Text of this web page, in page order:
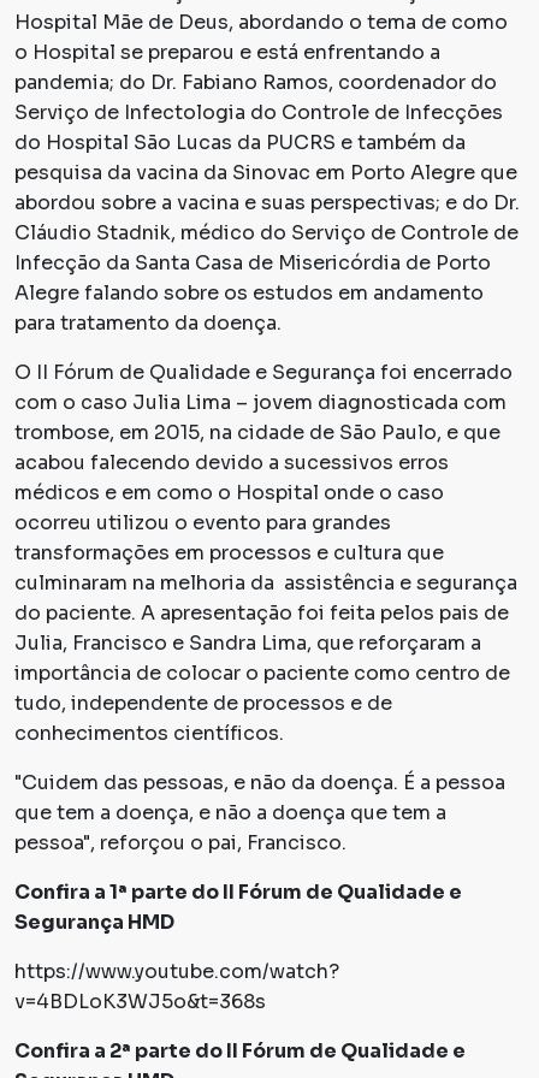
Hospital Mãe de Deus, abordando o tema de como
o Hospital se preparou e está enfrentando a
pandemia; do Dr. Fabiano Ramos, coordenador do
Serviço de Infectologia do Controle de Infecções
do Hospital São Lucas da PUCRS e também da
pesquisa da vacina da Sinovac em Porto Alegre que
abordou sobre a vacina e suas perspectivas; e do Dr.
Cláudio Stadnik, médico do Serviço de Controle de
Infecção da Santa Casa de Misericórdia de Porto
Alegre falando sobre os estudos em andamento
para tratamento da doença.
O II Fórum de Qualidade e Segurança foi encerrado
com o caso Julia Lima – jovem diagnosticada com
trombose, em 2015, na cidade de São Paulo, e que
acabou falecendo devido a sucessivos erros
médicos e em como o Hospital onde o caso
ocorreu utilizou o evento para grandes
transformações em processos e cultura que
culminaram na melhoria da assistência e segurança
do paciente. A apresentação foi feita pelos pais de
Julia, Francisco e Sandra Lima, que reforçaram a
importância de colocar o paciente como centro de
tudo, independente de processos e de
conhecimentos científicos.
"Cuidem das pessoas, e não da doença. É a pessoa
que tem a doença, e não a doença que tem a
pessoa", reforçou o pai, Francisco.
Confira a 1ª parte do II Fórum de Qualidade e
Segurança HMD
https://www.youtube.com/watch?
v=4BDLoK3WJ5o&t=368s
Confira a 2ª parte do II Fórum de Qualidade e